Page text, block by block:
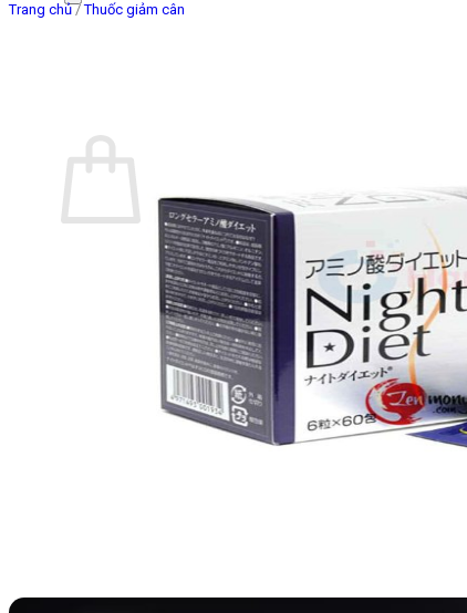
Chưa có sản phẩm trong giỏ hàng.
Quay trở lại cửa hàng
Trang chủ / Thuốc giảm cân